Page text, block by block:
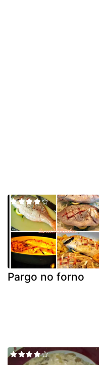
Pargo no forno